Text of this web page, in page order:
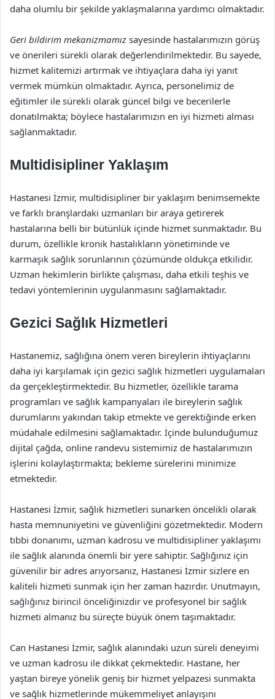
daha olumlu bir şekilde yaklaşmalarına yardımcı olmaktadır.
Geri bildirim mekanizmamız sayesinde hastalarımızın görüş
ve önerileri sürekli olarak değerlendirilmektedir. Bu sayede,
hizmet kalitemizi artırmak ve ihtiyaçlara daha iyi yanıt
vermek mümkün olmaktadır. Ayrıca, personelimiz de
eğitimler ile sürekli olarak güncel bilgi ve becerilerle
donatılmakta; böylece hastalarımızın en iyi hizmeti alması
sağlanmaktadır.
Multidisipliner Yaklaşım
Hastanesi İzmir, multidisipliner bir yaklaşım benimsemekte
ve farklı branşlardaki uzmanları bir araya getirerek
hastalarına belli bir bütünlük içinde hizmet sunmaktadır. Bu
durum, özellikle kronik hastalıkların yönetiminde ve
karmaşık sağlık sorunlarının çözümünde oldukça etkilidir.
Uzman hekimlerin birlikte çalışması, daha etkili teşhis ve
tedavi yöntemlerinin uygulanmasını sağlamaktadır.
Gezici Sağlık Hizmetleri
Hastanemiz, sağlığına önem veren bireylerin ihtiyaçlarını
daha iyi karşılamak için gezici sağlık hizmetleri uygulamaları
da gerçekleştirmektedir. Bu hizmetler, özellikle tarama
programları ve sağlık kampanyaları ile bireylerin sağlık
durumlarını yakından takip etmekte ve gerektiğinde erken
müdahale edilmesini sağlamaktadır. İçinde bulunduğumuz
dijital çağda, online randevu sistemimiz de hastalarımızın
işlerini kolaylaştırmakta; bekleme sürelerini minimize
etmektedir.
Hastanesi İzmir, sağlık hizmetleri sunarken öncelikli olarak
hasta memnuniyetini ve güvenliğini gözetmektedir. Modern
tıbbi donanımı, uzman kadrosu ve multidisipliner yaklaşımı
ile sağlık alanında önemli bir yere sahiptir. Sağlığınız için
güvenilir bir adres arıyorsanız, Hastanesi İzmir sizlere en
kaliteli hizmeti sunmak için her zaman hazırdır. Unutmayın,
sağlığınız birincil önceliğinizdir ve profesyonel bir sağlık
hizmeti almanız bu süreçte büyük önem taşımaktadır.
Can Hastanesi İzmir, sağlık alanındaki uzun süreli deneyimi
ve uzman kadrosu ile dikkat çekmektedir. Hastane, her
yaştan bireye yönelik geniş bir hizmet yelpazesi sunmakta
ve sağlık hizmetlerinde mükemmeliyet anlayışını